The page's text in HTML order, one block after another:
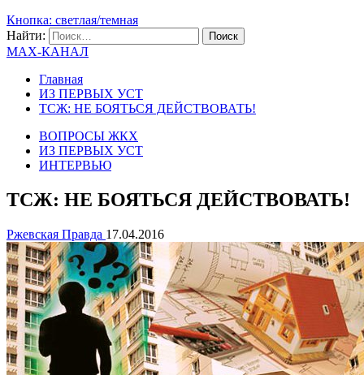
Кнопка: светлая/темная
Найти:
MAX-КАНАЛ
Главная
ИЗ ПЕРВЫХ УСТ
ТСЖ: НЕ БОЯТЬСЯ ДЕЙСТВОВАТЬ!
ВОПРОСЫ ЖКХ
ИЗ ПЕРВЫХ УСТ
ИНТЕРВЬЮ
ТСЖ: НЕ БОЯТЬСЯ ДЕЙСТВОВАТЬ!
Ржевская Правда 17.04.2016